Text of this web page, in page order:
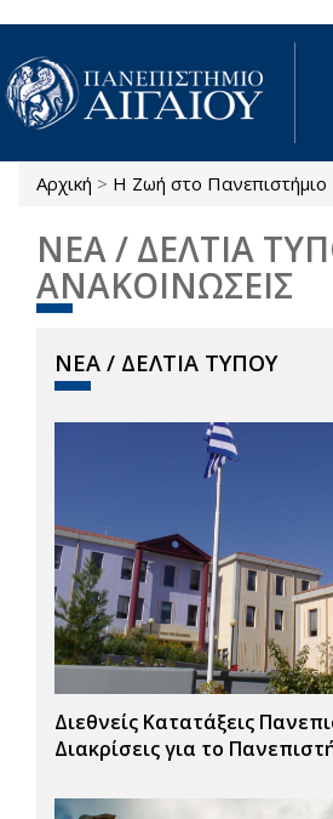
Παράκαμψη προς το κυρίως
Είστε εδώ
Αρχική > Η Ζωή στο Πανεπιστήμιο
ΝΕΑ / ΔΕΛΤΙΑ
ΑΝΑΚΟΙΝΩΣΕΙΣ
ΝΕΑ / ΔΕΛΤΙΑ ΤΥΠΟΥ
Διεθνείς Κατατάξεις
Διακρίσεις για το